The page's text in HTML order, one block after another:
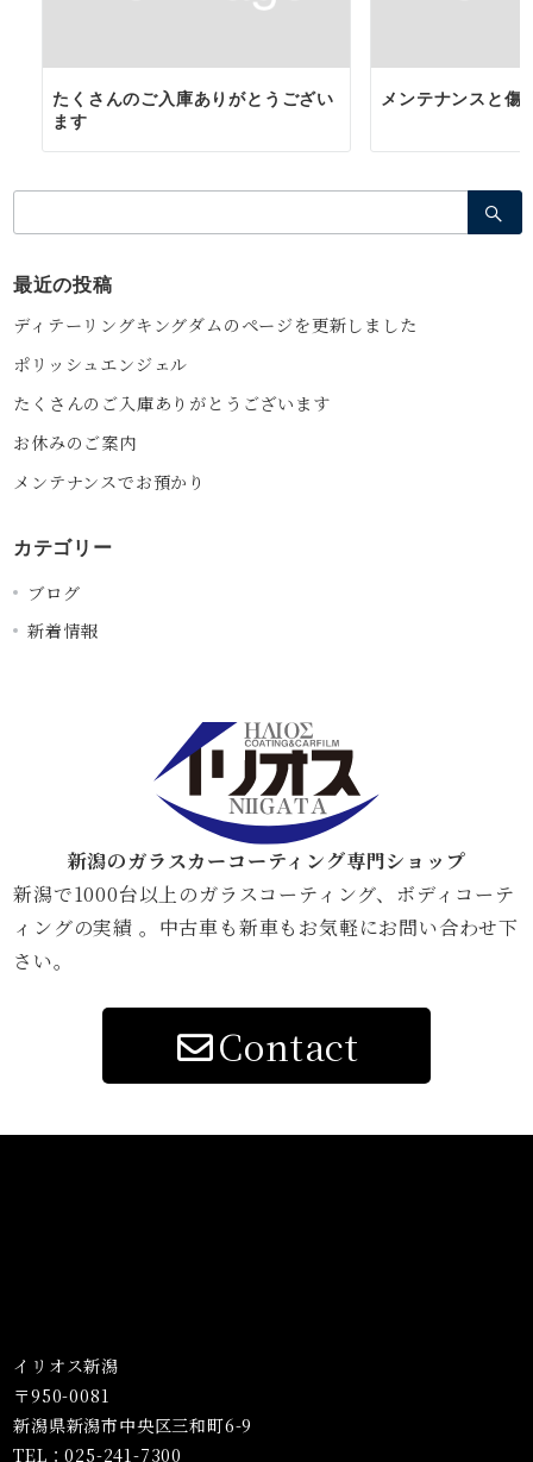
たくさんのご入庫ありがとうござい
ます
メンテナンスと傷
索：
最近の投稿
ディテーリングキングダムのページを更新しました
ポリッシュエンジェル
たくさんのご入庫ありがとうございます
お休みのご案内
メンテナンスでお預かり
カテゴリー
ブログ
新着情報
新潟のガラスカーコーティング専門ショップ
新潟で1000台以上のガラスコーティング、​​ボディコーテ
ィングの実績 。中古車も新車もお気軽にお問い合わせ下
さい。
Contact
イリオス新潟
〒950-0081
新潟県新潟市中央区三和町6-9
TEL：025-241-7300